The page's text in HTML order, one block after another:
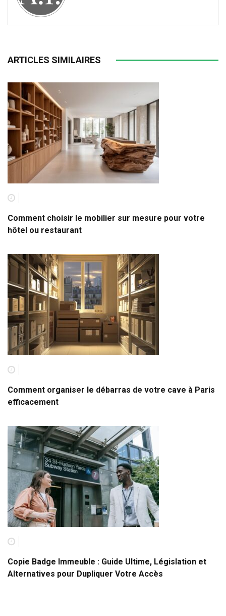
ARTICLES SIMILAIRES
Comment choisir le mobilier sur mesure pour votre
hôtel ou restaurant
Comment organiser le débarras de votre cave à Paris
efficacement
Copie Badge Immeuble : Guide Ultime, Législation et
Alternatives pour Dupliquer Votre Accès